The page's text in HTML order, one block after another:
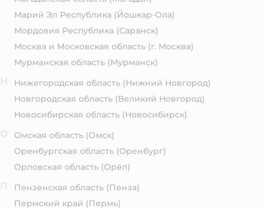
Марий Эл Республика (Йошкар-Ола)
Мордовия Республика (Саранск)
Москва и Московская область (г. Москва)
Мурманская область (Мурманск)
Нижегородская область (Нижний Новгород)
Новгородская область (Великий Новгород)
Новосибирская область (Новосибирск)
Омская область (Омск)
Оренбургская область (Оренбург)
Орловская область (Орёл)
Пензенская область (Пенза)
Пермский край (Пермь)